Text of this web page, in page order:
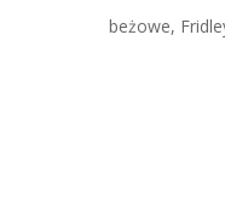
beżowe,